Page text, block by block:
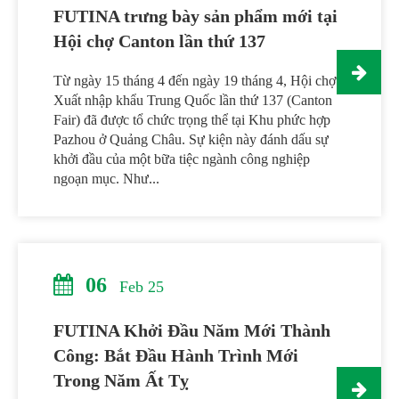
FUTINA trưng bày sản phẩm mới tại
Hội chợ Canton lần thứ 137
Từ ngày 15 tháng 4 đến ngày 19 tháng 4, Hội chợ
Xuất nhập khẩu Trung Quốc lần thứ 137 (Canton
Fair) đã được tổ chức trọng thể tại Khu phức hợp
Pazhou ở Quảng Châu. Sự kiện này đánh dấu sự
khởi đầu của một bữa tiệc ngành công nghiệp
ngoạn mục. Như...
06 Feb 25
FUTINA Khởi Đầu Năm Mới Thành
Công: Bắt Đầu Hành Trình Mới
Trong Năm Ất Tỵ